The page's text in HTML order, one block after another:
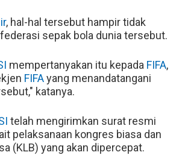
, hal-hal tersebut hampir tidak
sepak bola dunia tersebut.
mempertanyakan itu kepada FIFA,
FIFAyang menandatangani
katanya.
telah mengirimkan surat resmi
pelaksanaan kongres biasa dan
(KLB) yang akan dipercepat.